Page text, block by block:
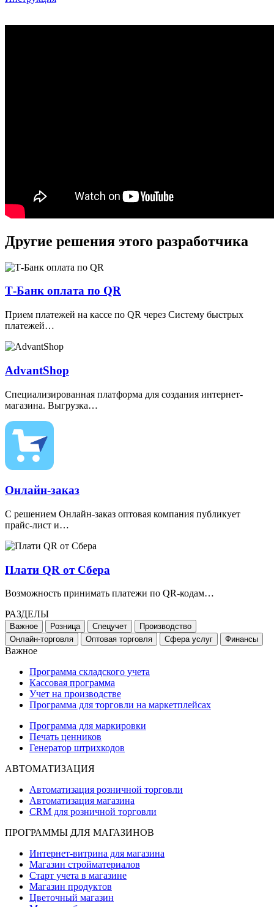
Другие решения этого разработчика
Т-Банк оплата по QR
Прием платежей на кассе по QR через Систему быстрых
платежей…
AdvantShop
Специализированная платформа для создания интернет-
магазина. Выгрузка…
Онлайн-заказ
С решением Онлайн-заказ оптовая компания публикует
прайс-лист и…
Плати QR от Сбера
Возможность принимать платежи по QR-кодам…
РАЗДЕЛЫ
Важное Розница Спецучет
Производство
Онлайн-торговля
Оптовая торговля Сфера услуг Финансы
Важное
Программа складского учета
Кассовая программа
Учет на производстве
Программа для торговли на маркетплейсах
Программа для маркировки
Печать ценников
Генератор штрихкодов
АВТОМАТИЗАЦИЯ
Автоматизация розничной торговли
Автоматизация магазина
CRM для розничной торговли
ПРОГРАММЫ ДЛЯ МАГАЗИНОВ
Интернет-витрина для магазина
Магазин стройматериалов
Старт учета в магазине
Магазин продуктов
Цветочный магазин